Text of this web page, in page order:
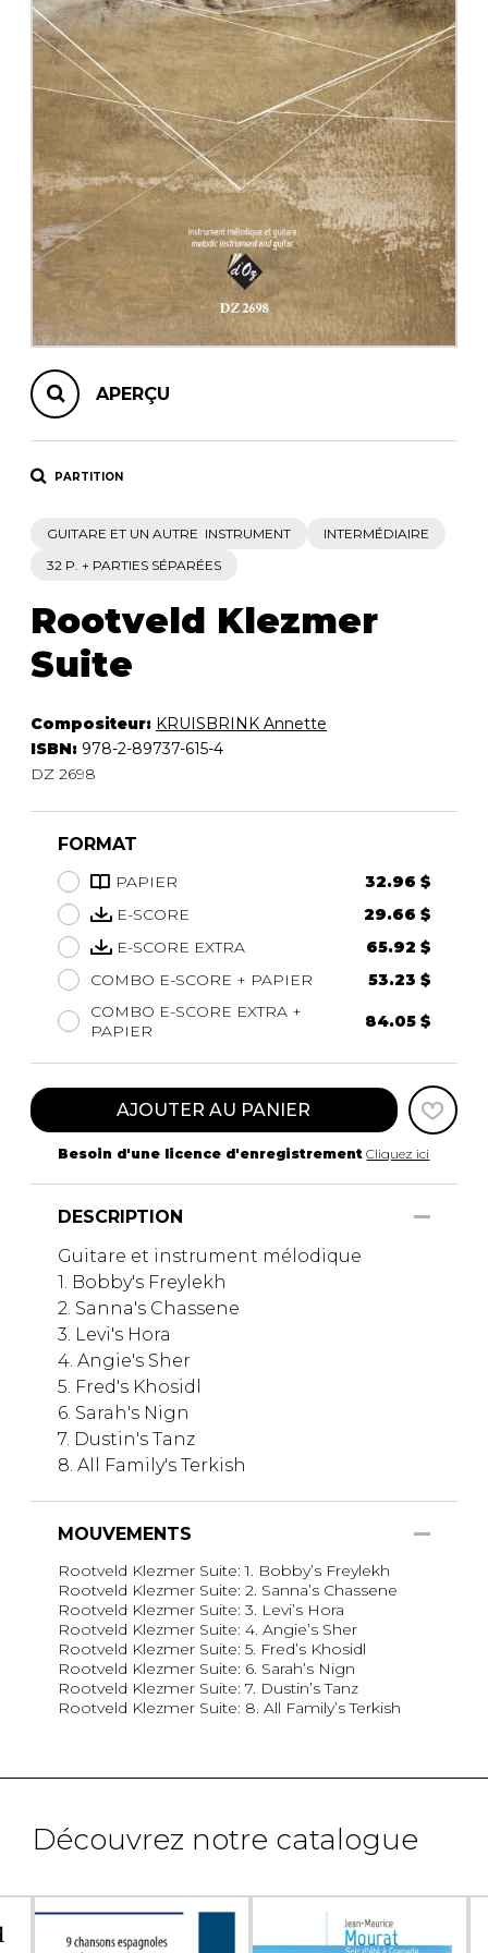
AUTRES PRODUITS
APERÇU
PARTITION
GUITARE ET UN AUTRE INSTRUMENT
INTERMÉDIAIRE
32 P. + PARTIES SÉPARÉES
Rootveld Klezmer
Suite
Compositeur: KRUISBRINK Annette
ISBN: 978-2-89737-615-4
DZ 2698
FORMAT
PAPIER
32.96 $
E-SCORE
29.66 $
E-SCORE EXTRA
65.92 $
COMBO E-SCORE + PAPIER
53.23 $
COMBO E-SCORE EXTRA +
PAPIER
84.05 $
AJOUTER AU PANIER
Besoin d'une licence d'enregistrement Cliquez ici
DESCRIPTION
Guitare et instrument mélodique
1. Bobby's Freylekh
2. Sanna's Chassene
3. Levi's Hora
4. Angie's Sher
5. Fred's Khosidl
6. Sarah's Nign
7. Dustin's Tanz
8. All Family's Terkish
MOUVEMENTS
Rootveld Klezmer Suite: 1. Bobby’s Freylekh
Rootveld Klezmer Suite: 2. Sanna’s Chassene
Rootveld Klezmer Suite: 3. Levi’s Hora
Rootveld Klezmer Suite: 4. Angie’s Sher
Rootveld Klezmer Suite: 5. Fred’s Khosidl
Rootveld Klezmer Suite: 6. Sarah’s Nign
Rootveld Klezmer Suite: 7. Dustin’s Tanz
Rootveld Klezmer Suite: 8. All Family’s Terkish
Découvrez notre catalogue